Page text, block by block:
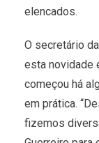
elencados.
O secretário
esta novidade
começou há
em prática.
fizemos